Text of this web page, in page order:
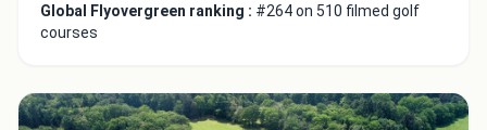
Global Flyovergreen ranking : #264 on 510 filmed golf
courses
Video choice:
Copy to Clipboard